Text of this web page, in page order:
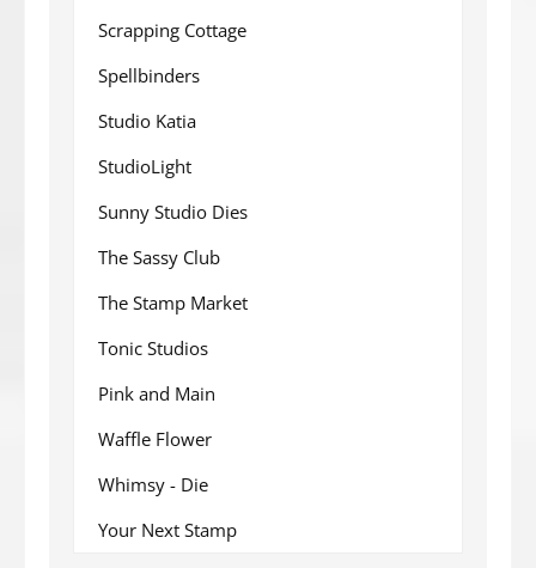
Scrapping Cottage
Spellbinders
Studio Katia
StudioLight
Sunny Studio Dies
The Sassy Club
The Stamp Market
Tonic Studios
Pink and Main
Waffle Flower
Whimsy - Die
Your Next Stamp